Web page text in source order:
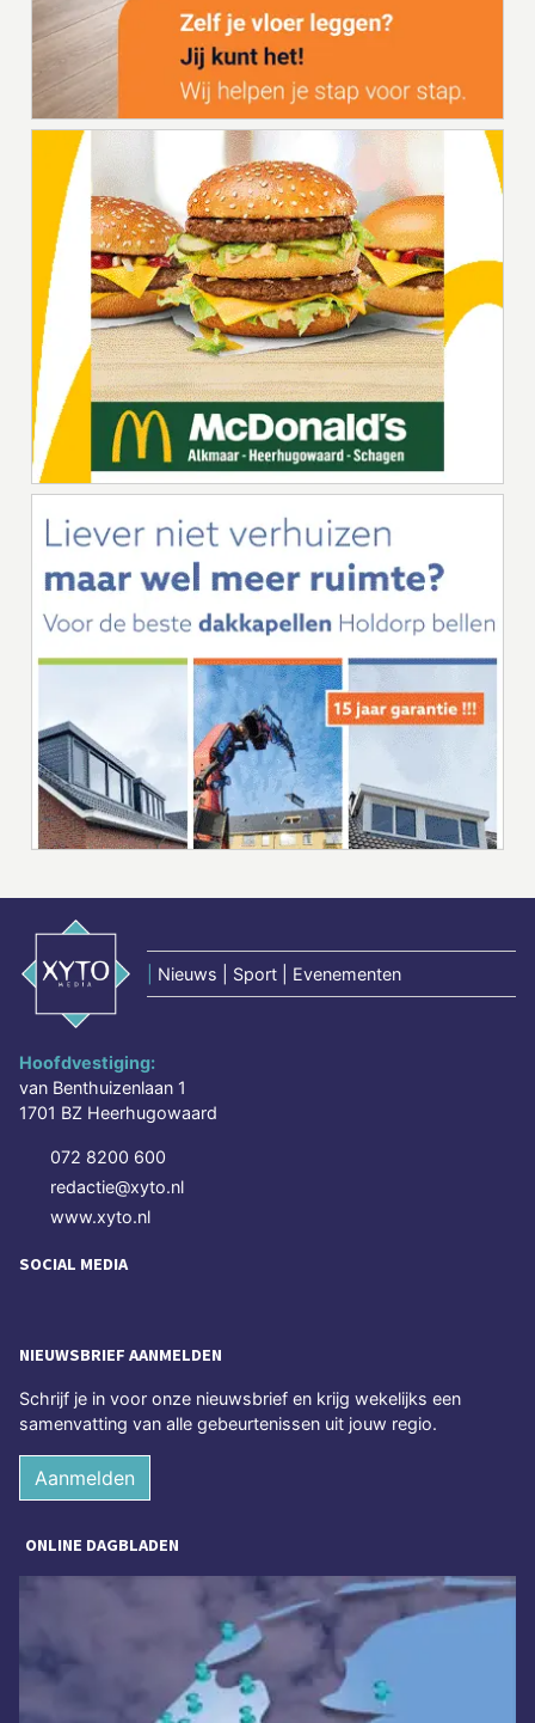
Nieuws | Sport | Evenementen
Hoofdvestiging:
van Benthuizenlaan 1
1701 BZ Heerhugowaard
072 8200 600
redactie@xyto.nl
www.xyto.nl
SOCIAL MEDIA
NIEUWSBRIEF AANMELDEN
Schrijf je in voor onze nieuwsbrief en krijg wekelijks een
samenvatting van alle gebeurtenissen uit jouw regio.
Aanmelden
ONLINE DAGBLADEN